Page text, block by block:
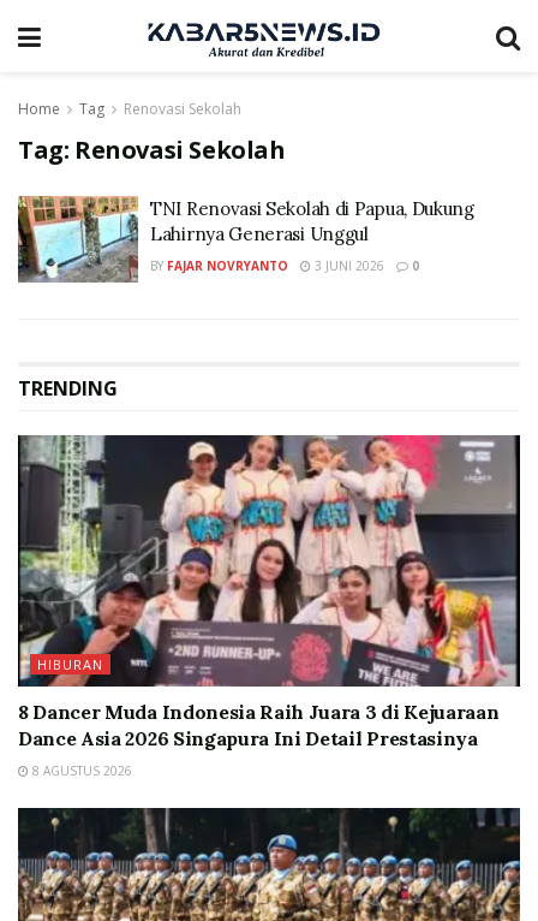
Home Tag Renovasi Sekolah
Tag: Renovasi Sekolah
TNI Renovasi Sekolah di Papua, Dukung
Lahirnya Generasi Unggul
BY FAJAR NOVRYANTO 3 JUNI 2026 0
TRENDING
HIBURAN
8 Dancer Muda Indonesia Raih Juara 3 di Kejuaraan
Dance Asia 2026 Singapura Ini Detail Prestasinya
8 AGUSTUS 2026